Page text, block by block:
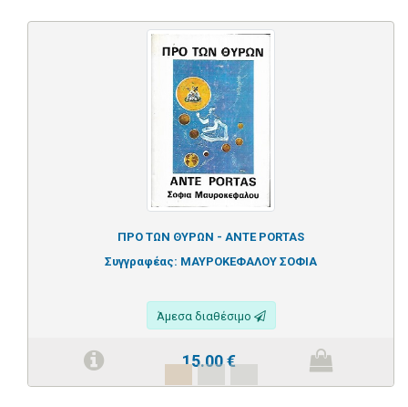
ΠΡΟ ΤΩΝ ΘΥΡΩΝ - ANTE PORTAS
Συγγραφέας: ΜΑΥΡΟΚΕΦΑΛΟΥ ΣΟΦΙΑ
Άμεσα διαθέσιμο
15.00€